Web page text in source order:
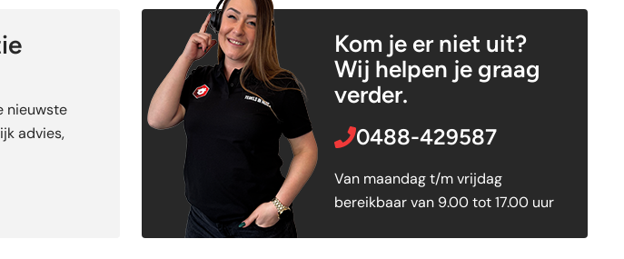
nieuwste
advies,
Kom je er niet uit?
Wij helpen je graag
verder.
0488-429587
Van maandag t/m vrijdag
bereikbaar van 9.00 tot 17.00 uur